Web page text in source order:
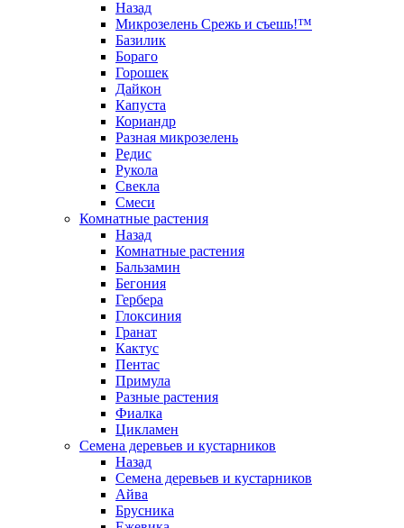
Назад
Микрозелень Срежь и съешь!™
Базилик
Бораго
Горошек
Дайкон
Капуста
Кориандр
Разная микрозелень
Редис
Рукола
Свекла
Смеси
Комнатные растения
Назад
Комнатные растения
Бальзамин
Бегония
Гербера
Глоксиния
Гранат
Кактус
Пентас
Примула
Разные растения
Фиалка
Цикламен
Семена деревьев и кустарников
Назад
Семена деревьев и кустарников
Айва
Брусника